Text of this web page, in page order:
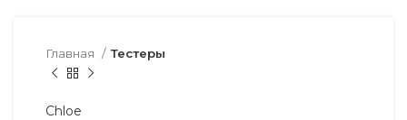
Главная Тестеры
Chloe